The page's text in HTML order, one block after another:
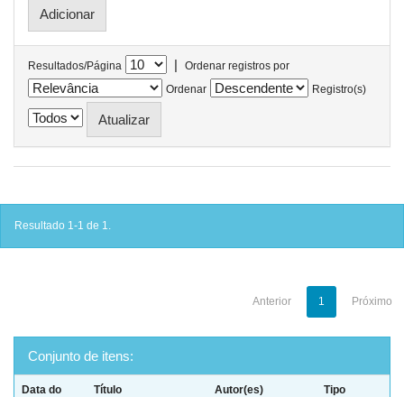
Resultados/Página |
Ordenar registros por
Ordenar
Registro(s)
Resultado 1-1 de 1.
Anterior 1 Próximo
Conjunto de itens:
Data do
Título Autor(es) Tipo